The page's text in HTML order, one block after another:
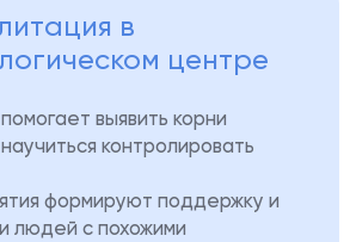
в
центре
выявить корни
контролировать
формируют поддержку и
людей с похожими